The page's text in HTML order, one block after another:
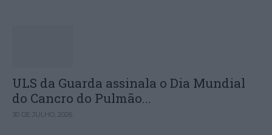
ULS da Guarda assinala o Dia Mundial
do Cancro do Pulmão...
30 DE JULHO, 2026